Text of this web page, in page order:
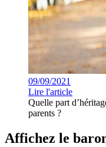
09/09/2021
Lire l'article
Quelle part
parents ?
Affichez le